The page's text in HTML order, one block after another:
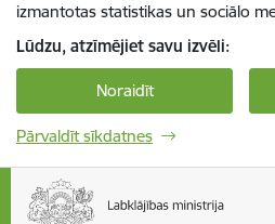
izmantotas statistikas un sociālo
Lūdzu, atzīmējiet savu izvēli:
Noraidīt
Pārvaldīt sīkdatnes